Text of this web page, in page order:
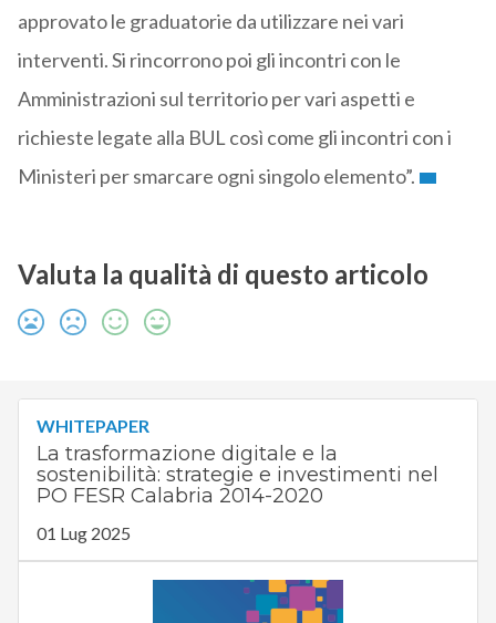
approvato le graduatorie da utilizzare nei vari
interventi. Si rincorrono poi gli incontri con le
Amministrazioni sul territorio per vari aspetti e
richieste legate alla BUL così come gli incontri con i
Ministeri per smarcare ogni singolo elemento”.
Valuta la qualità di questo articolo
WHITEPAPER
La trasformazione digitale e la
sostenibilità: strategie e investimenti nel
PO FESR Calabria 2014-2020
01 Lug 2025